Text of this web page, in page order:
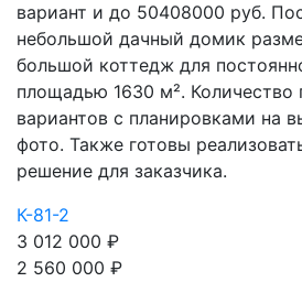
вариант и до 50408000 руб.
небольшой дачный домик
большой коттедж для
площадью 1630 м². Количество
вариантов с планировками на
фото. Также готовы
решение для заказчика.
К-81-2
3 012 000 ₽
2 560 000 ₽